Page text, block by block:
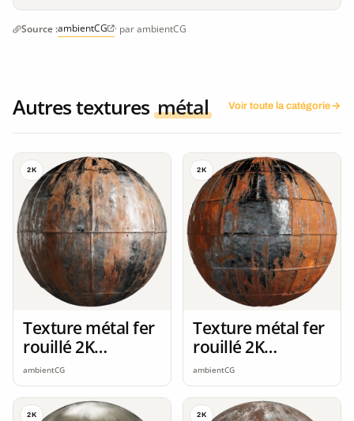
Source :ambientCG · par ambientCG
Autres textures métal Voir toute la catégorie
2K
Texture métal fer
rouillé 2K
seamless
ambientCG
2K
Texture métal fer
rouillé 2K
seamless
ambientCG
2K 2K